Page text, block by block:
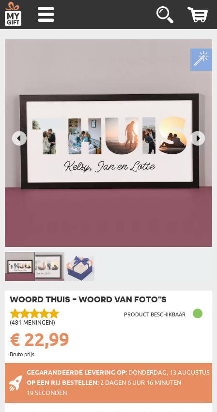
WOORD THUIS - WOORD VAN FOTO"S
(481 MENINGEN)
PRODUCT BESCHIKBAAR
€ 22,99
Bruto prijs
GEGARANDEERDE LEVERING OP: DONDERDAG, 13 AUGUSTUS
OP EEN RIJ BESTELLEN: 2 DAGEN 6 UUR 16 MINUTEN
19 SECONDEN